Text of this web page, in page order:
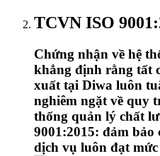
TCVN ISO
Chứng nhận về hệ
khẳng định rằng tất
xuất tại Diwa luôn
nghiêm ngặt về quy
thống quản lý chất
9001:2015: đảm
dịch vụ luôn đạt mức